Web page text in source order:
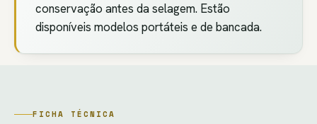
conservação antes da selagem. Estão
disponíveis modelos portáteis e de bancada.
FICHA TÉCNICA